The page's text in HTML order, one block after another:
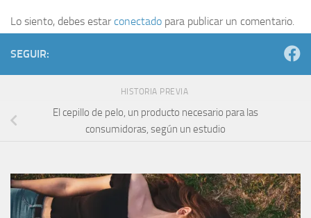
Lo siento, debes estar conectado para publicar un comentario.
SEGUIR:
HISTORIA PREVIA
El cepillo de pelo, un producto necesario para las
consumidoras, según un estudio